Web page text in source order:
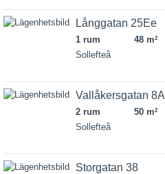
Långgatan 25Ee
1 rum 48 m2
Sollefteå
Vallåkersgatan 8A
2 rum 50 m2
Sollefteå
Storgatan 38